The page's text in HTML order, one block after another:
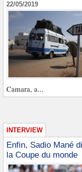
22/05/2019
Camara, a...
INTERVIEW
Enfin, Sadio Mané
la Coupe du monde